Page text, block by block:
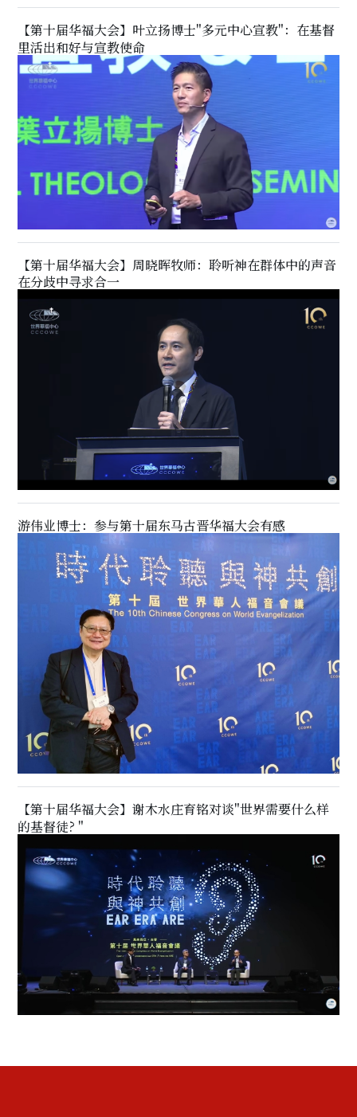
【第十届华福大会】叶立扬博士"多元中心宣教"：在基督
里活出和好与宣教使命
【第十届华福大会】周晓晖牧师：聆听神在群体中的声音
在分歧中寻求合一
游伟业博士：参与第十届东马古晋华福大会有感
【第十届华福大会】谢木水庄育铭对谈"世界需要什么样
的基督徒? "